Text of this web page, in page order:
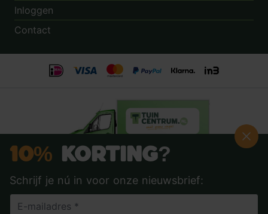
Inloggen
Contact
Beoordeling:8.9door3.862klanten
© 2014 - 2026 - Tuincentrum.nl B.V.
10% Korting?
Schrijf je nú in voor onze nieuwsbrief: